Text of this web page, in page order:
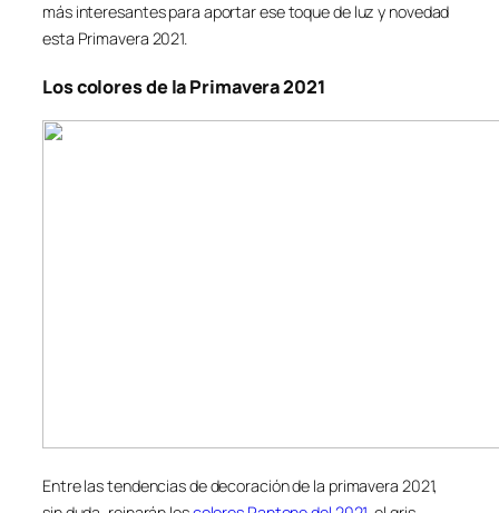
más interesantes para aportar ese toque de luz y novedad
esta Primavera 2021.
Los colores de la Primavera 2021
Entre las tendencias de decoración de la primavera 2021,